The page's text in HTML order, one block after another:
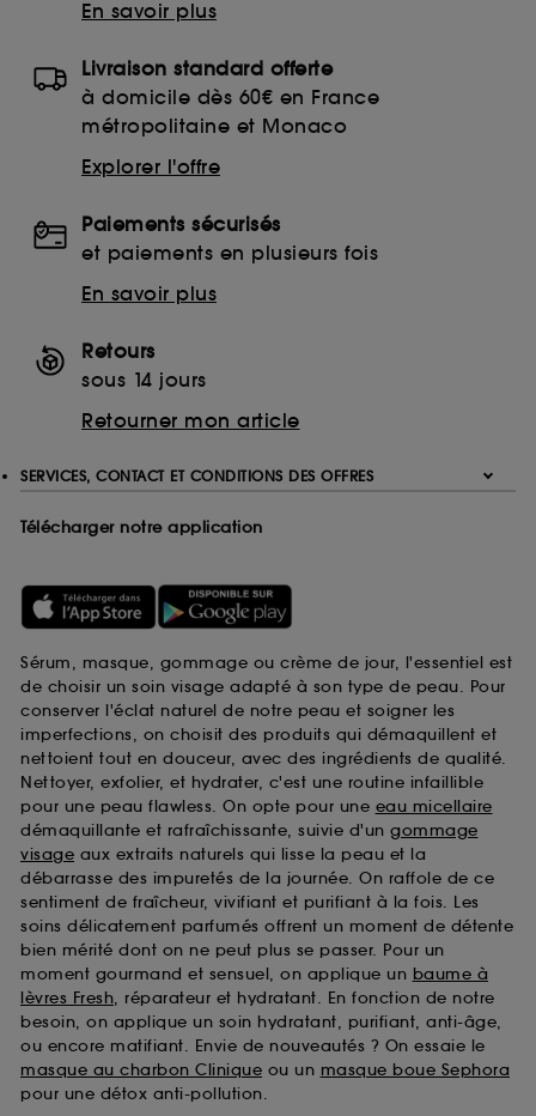
En savoir plus
Livraison standard offerte
à domicile dès 60€ en France
métropolitaine et Monaco
Explorer l'offre
Paiements sécurisés
et paiements en plusieurs fois
En savoir plus
Retours
sous 14 jours
Retourner mon article
SERVICES, CONTACT ET CONDITIONS DES OFFRES
Télécharger notre application
Sérum, masque, gommage ou crème de jour, l'essentiel est
de choisir un soin visage adapté à son type de peau. Pour
conserver l'éclat naturel de notre peau et soigner les
imperfections, on choisit des produits qui démaquillent et
nettoient tout en douceur, avec des ingrédients de qualité.
Nettoyer, exfolier, et hydrater, c'est une routine infaillible
pour une peau flawless. On opte pour une eau micellaire
démaquillante et rafraîchissante, suivie d'un gommage
visage aux extraits naturels qui lisse la peau et la
débarrasse des impuretés de la journée. On raffole de ce
sentiment de fraîcheur, vivifiant et purifiant à la fois. Les
soins délicatement parfumés offrent un moment de détente
bien mérité dont on ne peut plus se passer. Pour un
moment gourmand et sensuel, on applique un baume à
lèvres Fresh, réparateur et hydratant. En fonction de notre
besoin, on applique un soin hydratant, purifiant, anti-âge,
ou encore matifiant. Envie de nouveautés ? On essaie le
masque au charbon Clinique ou un masque boue Sephora
pour une détox anti-pollution.